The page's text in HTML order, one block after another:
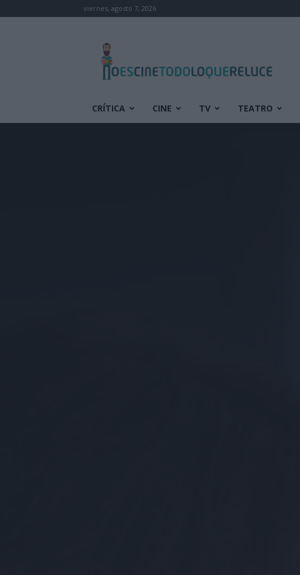
viernes, agosto 7, 2026
cine
todo
que
CRÍTICA CINE TV TEATRO